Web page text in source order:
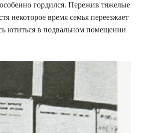
гордился. Пережив тяжелые
некоторое время семья переезжает
ютиться в подвальном помещении